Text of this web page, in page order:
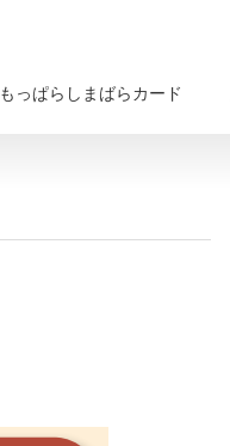
もっぱらしまばらカード